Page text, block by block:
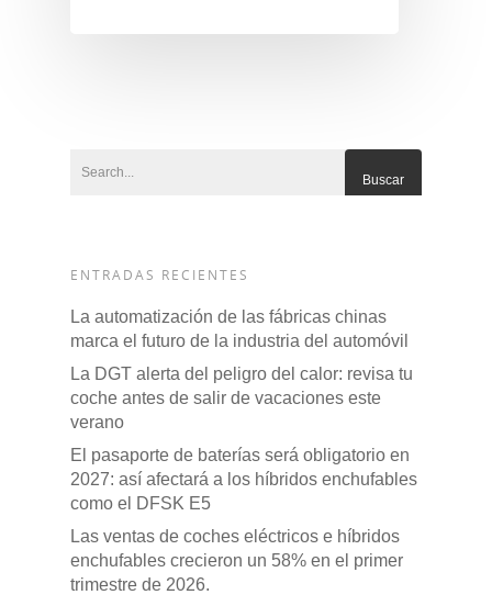
ENTRADAS RECIENTES
La automatización de las fábricas chinas
marca el futuro de la industria del automóvil
La DGT alerta del peligro del calor: revisa tu
coche antes de salir de vacaciones este
verano
El pasaporte de baterías será obligatorio en
2027: así afectará a los híbridos enchufables
como el DFSK E5
Las ventas de coches eléctricos e híbridos
enchufables crecieron un 58% en el primer
trimestre de 2026.